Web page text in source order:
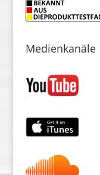
Medienkanäle